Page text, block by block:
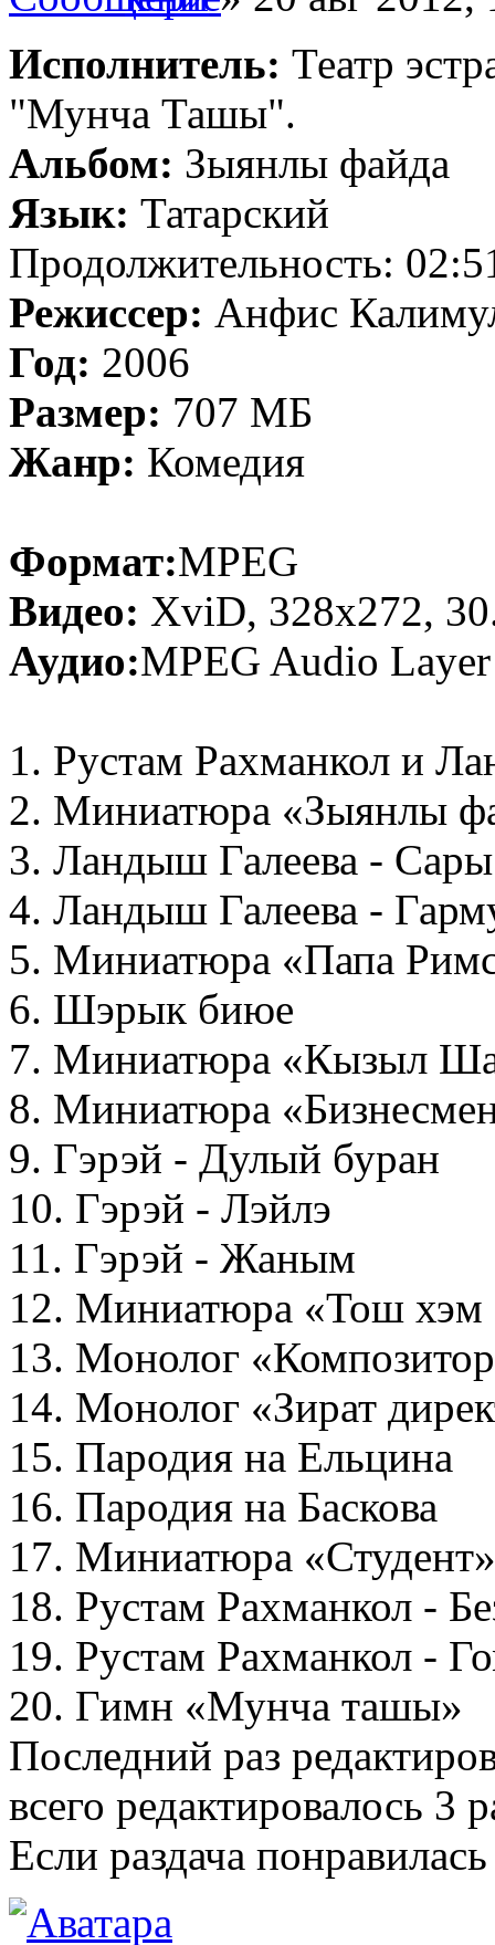
Исполнитель: Театр
"Мунча Ташы".
Альбом: Зыянлы файда
Язык: Татарский
Продолжительность:
Режиссер: Анфис
Год: 2006
Размер: 707 МБ
Жанр: Комедия
Формат:MPEG
Видео: XviD, 328x272,
Аудио:MPEG Audio
1. Рустам Рахманкол и
2. Миниатюра «Зыянлы
3. Ландыш Галеева -
4. Ландыш Галеева -
5. Миниатюра «Папа
6. Шэрык биюе
7. Миниатюра «Кызыл
8. Миниатюра
9. Гэрэй - Дулый буран
10. Гэрэй - Лэйлэ
11. Гэрэй - Жаным
12. Миниатюра «Тош хэм
13. Монолог
14. Монолог «Зират
15. Пародия на Ельцина
16. Пародия на Баскова
17. Миниатюра «Студент»
18. Рустам Рахманкол -
19. Рустам Рахманкол -
20. Гимн «Мунча ташы»
Последний раз
всего редактировалось 3
Если раздача